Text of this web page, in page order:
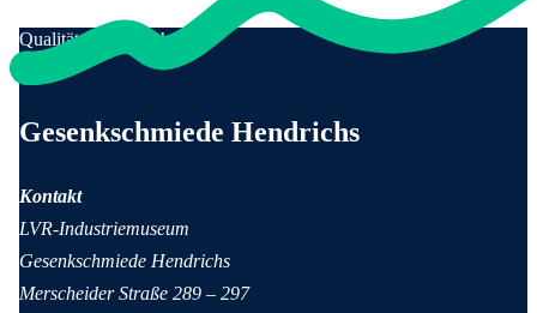
Qualität für Menschen
Gesenkschmiede Hendrichs
Kontakt
LVR-Industriemuseum
Gesenkschmiede Hendrichs
Merscheider Straße 289 – 297